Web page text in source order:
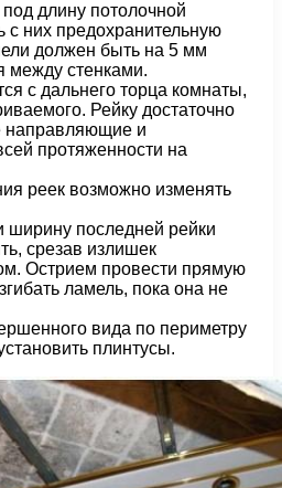
длину потолочной
с них предохранительную
должен быть на 5 мм
между стенками.
с дальнего торца комнаты,
Рейку достаточно
направляющие и
протяженности на
реек возможно изменять
ширину последней рейки
срезав излишек
Острием провести прямую
ламель, пока она не
вида по периметру
плинтусы.